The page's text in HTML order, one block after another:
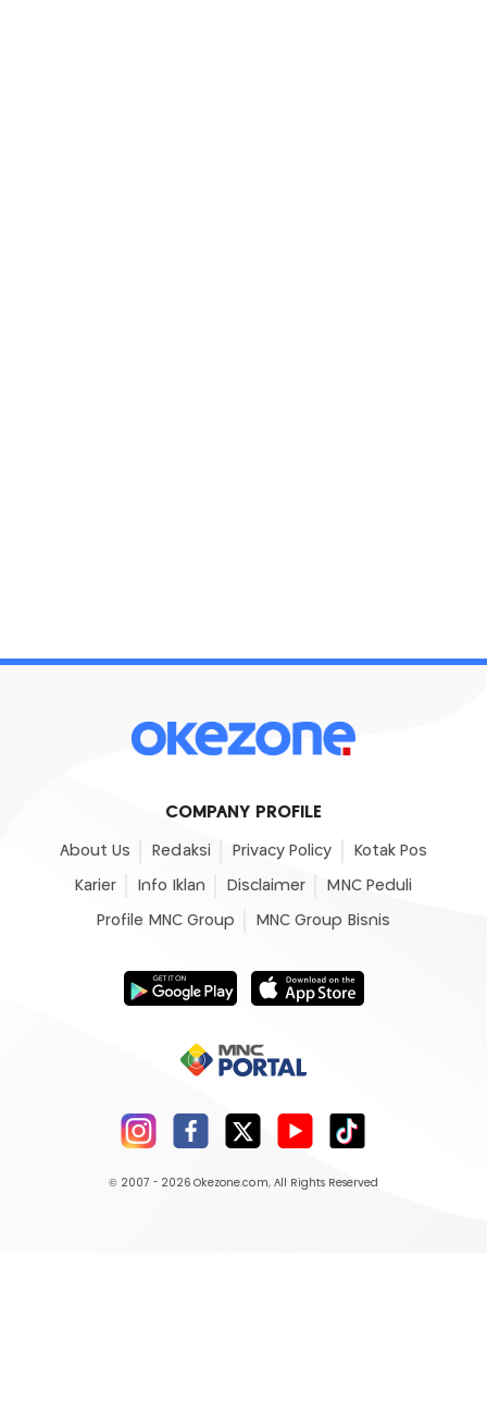
COMPANY PROFILE
About Us Redaksi Privacy Policy Kotak Pos
Karier Info Iklan Disclaimer MNC Peduli
Profile MNC Group MNC Group Bisnis
© 2007 - 2026 Okezone.com, All Rights Reserved